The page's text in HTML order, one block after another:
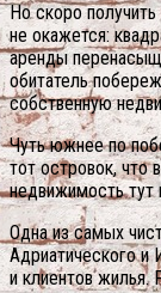
Но скоро
не окажется:
аренды
обитатель
собственную
Чуть южнее по
тот островок, что
недвижимость тут
Одна из самых
Адриатического и
и клиентов жилья.